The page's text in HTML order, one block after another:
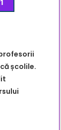
școlile.